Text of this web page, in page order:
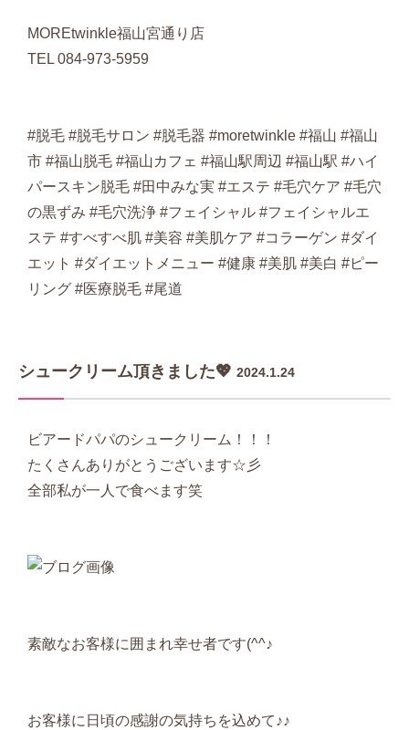
MOREtwinkle福山宮通り店
TEL 084-973-5959
#脱毛 #脱毛サロン #脱毛器 #moretwinkle #福山 #福山
市 #福山脱毛 #福山カフェ #福山駅周辺 #福山駅 #ハイ
パースキン脱毛 #田中みな実 #エステ #毛穴ケア #毛穴
の黒ずみ #毛穴洗浄 #フェイシャル #フェイシャルエ
ステ #すべすべ肌 #美容 #美肌ケア #コラーゲン #ダイ
エット #ダイエットメニュー #健康 #美肌 #美白 #ピー
リング #医療脱毛 #尾道
シュークリーム頂きました💖 2024.1.24
ビアードパパのシュークリーム！！！
たくさんありがとうございます☆彡
全部私が一人で食べます笑
素敵なお客様に囲まれ幸せ者です(^^♪
お客様に日頃の感謝の気持ちを込めて♪♪